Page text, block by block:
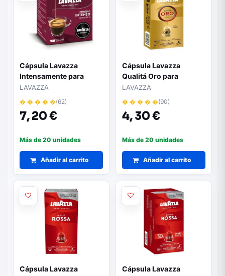
Cápsula Lavazza
Intensamente para
cafeteras A Modo Mio/
LAVAZZA
� � � � �(62)
7,20 €
Más de 20 unidades
Añadir al carrito
Cápsula Lavazza
Qualitá Oro para
cafeteras Nespresso/
LAVAZZA
� � � � �(90)
4,30 €
Más de 20 unidades
Añadir al carrito
Cápsula Lavazza
Cápsula Lavazza